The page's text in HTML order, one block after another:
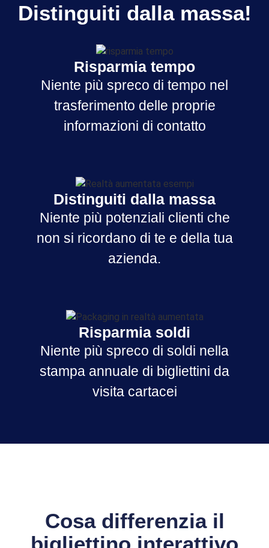
Distinguiti dalla massa!
Risparmia tempo
Niente più spreco di tempo nel
trasferimento delle proprie
informazioni di contatto
Distinguiti dalla massa
Niente più potenziali clienti che
non si ricordano di te e della tua
azienda.
Risparmia soldi
Niente più spreco di soldi nella
stampa annuale di bigliettini da
visita cartacei
Cosa differenzia il